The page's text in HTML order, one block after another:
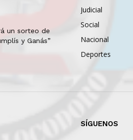
un sorteo de
y Ganás”
Judicial
Social
Nacional
Deportes
SÍGUENOS